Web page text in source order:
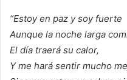
“Estoy en paz y soy fuerte
Aunque la noche larga
El día traerá su calor,
Y me hará sentir mucho